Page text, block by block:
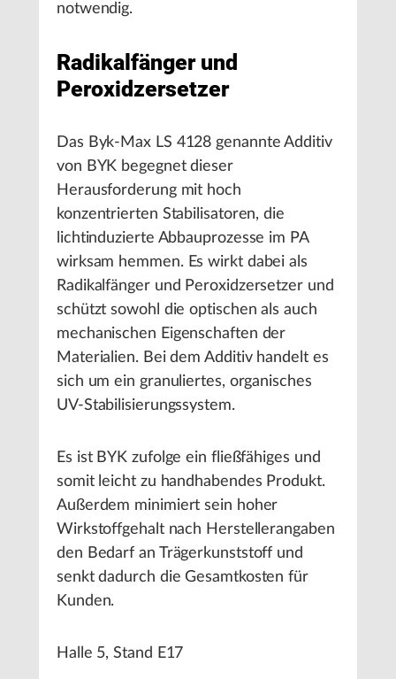
notwendig.
Radikalfänger und
Peroxidzersetzer
Das Byk-Max LS 4128 genannte Additiv
von BYK begegnet dieser
Herausforderung mit hoch
konzentrierten Stabilisatoren, die
lichtinduzierte Abbauprozesse im PA
wirksam hemmen. Es wirkt dabei als
Radikalfänger und Peroxidzersetzer und
schützt sowohl die optischen als auch
mechanischen Eigenschaften der
Materialien. Bei dem Additiv handelt es
sich um ein granuliertes, organisches
UV-Stabilisierungssystem.
Es ist BYK zufolge ein fließfähiges und
somit leicht zu handhabendes Produkt.
Außerdem minimiert sein hoher
Wirkstoffgehalt nach Herstellerangaben
den Bedarf an Trägerkunststoff und
senkt dadurch die Gesamtkosten für
Kunden.
Halle 5, Stand E17